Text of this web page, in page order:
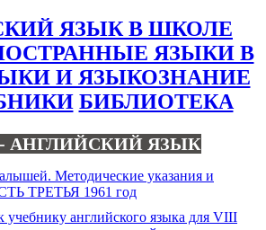
ЯЗЫК В ШКОЛЕ
ЯЗЫКИ В
И ЯЗЫКОЗНАНИЕ
БИБЛИОТЕКА
- АНГЛИЙСКИЙ ЯЗЫК